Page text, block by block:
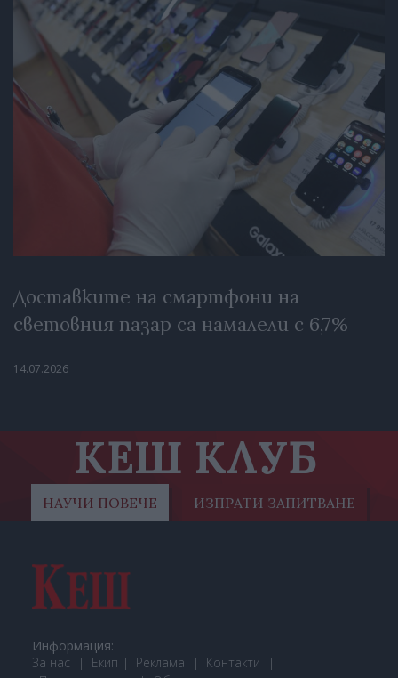
Доставките на смартфони на
световния пазар са намалели с 6,7%
14.07.2026
КЕШ КЛУБ
НАУЧИ ПОВЕЧЕ ИЗПРАТИ ЗАПИТВАНЕ
Информация:
За нас
Екип Реклама
Контакти